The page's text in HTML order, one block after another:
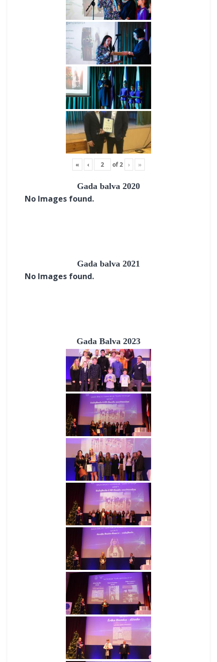
« ‹ of2 › »
Gada balva 2020
No Images found.
Gada balva 2021
No Images found.
Gada Balva 2023